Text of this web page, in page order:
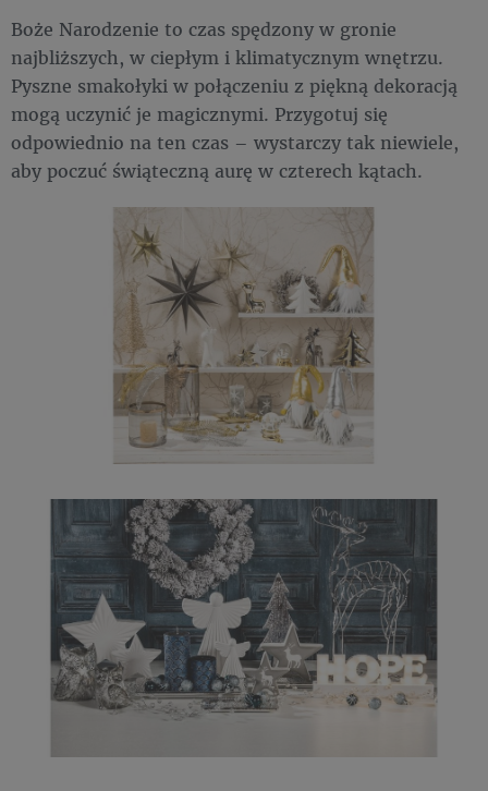
Boże Narodzenie to czas spędzony w gronie
najbliższych, w ciepłym i klimatycznym wnętrzu.
Pyszne smakołyki w połączeniu z piękną dekoracją
mogą uczynić je magicznymi. Przygotuj się
odpowiednio na ten czas – wystarczy tak niewiele,
aby poczuć świąteczną aurę w czterech kątach.